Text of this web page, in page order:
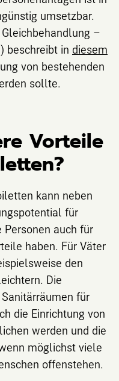
umsetzbar.
–
beschreibt in diesem
von bestehenden
sollte.
Vorteile
kann neben
für
auch für
haben. Für Väter
den
Die
für
die Einrichtung von
werden und die
möglichst viele
offenstehen.